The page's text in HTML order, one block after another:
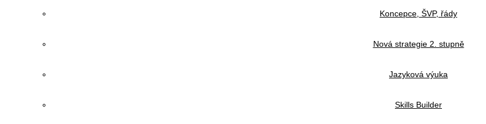
Koncepce, ŠVP, řády
Nová strategie 2. stupně
Jazyková výuka
Skills Builder